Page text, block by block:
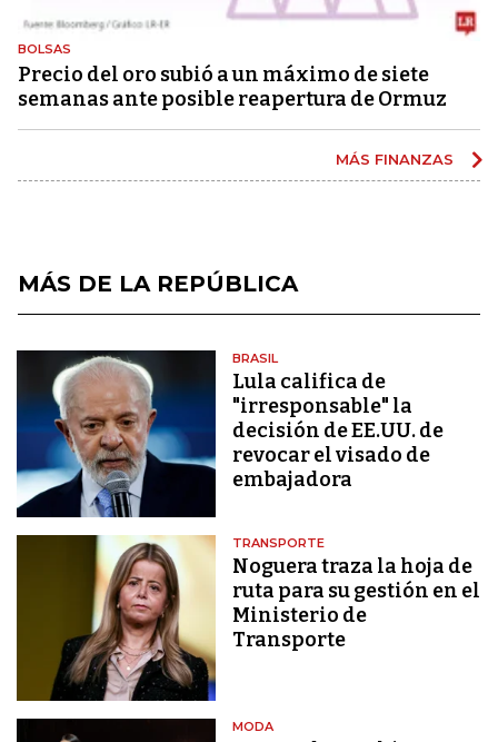
BOLSAS
Precio del oro subió a un máximo de siete
semanas ante posible reapertura de Ormuz
MÁS FINANZAS
MÁS DE LA REPÚBLICA
BRASIL
Lula califica de
"irresponsable" la
decisión de EE.UU. de
revocar el visado de
embajadora
TRANSPORTE
Noguera traza la hoja de
ruta para su gestión en el
Ministerio de
Transporte
MODA